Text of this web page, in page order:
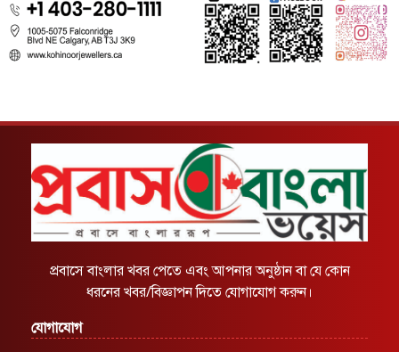
প্রবাসে বাংলার খবর পেতে এবং আপনার অনুষ্ঠান বা যে কোন
ধরনের খবর/বিজ্ঞাপন দিতে যোগাযোগ করুন।
যোগাযোগ